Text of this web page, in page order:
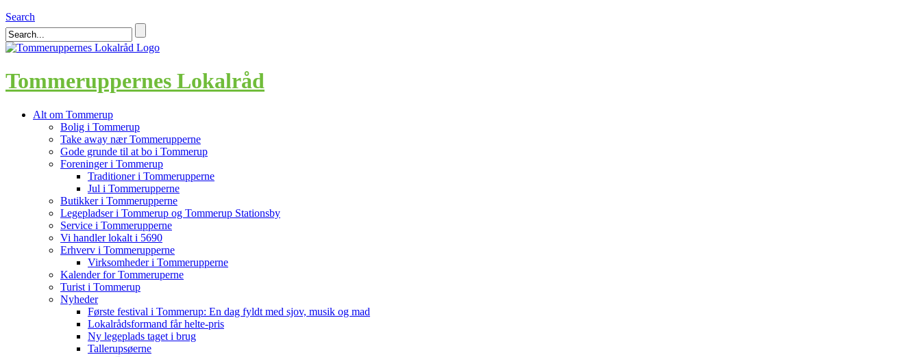
Search
Tommeruppernes Lokalråd
Alt om Tommerup
Bolig i Tommerup
Take away nær Tommerupperne
Gode grunde til at bo i Tommerup
Foreninger i Tommerup
Traditioner i Tommerupperne
Jul i Tommerupperne
Butikker i Tommerupperne
Legepladser i Tommerup og Tommerup Stationsby
Service i Tommerupperne
Vi handler lokalt i 5690
Erhverv i Tommerupperne
Virksomheder i Tommerupperne
Kalender for Tommeruperne
Turist i Tommerup
Nyheder
Første festival i Tommerup: En dag fyldt med sjov, musik og mad
Lokalrådsformand får helte-pris
Ny legeplads taget i brug
Tallerupsøerne